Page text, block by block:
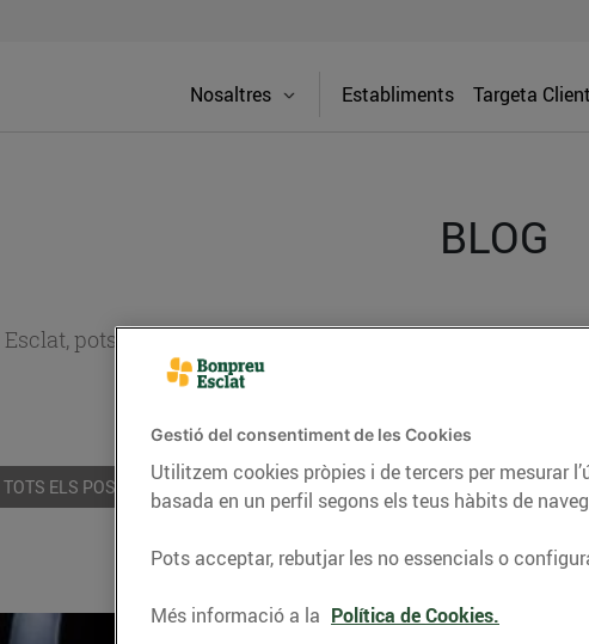
Nosaltres Establiments Targeta Client
BLOG
pots trobar receptes, consells nutricionals,
TOTS ELS POSTS ACTUALITAT CONSELLS I HÀBITS SALUDABLES
Gestió del consentiment de les Cookies
Utilitzem cookies pròpies i de tercers per mesurar
basada en un perfil segons els teus hàbits de
Pots acceptar, rebutjar les no essencials o
Més informació a la Política de Cookies.